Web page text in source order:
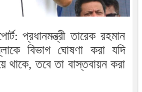
প্রধানমন্ত্রী তারেক রহমান
বিভাগ ঘোষণা করা যদি
থাকে, তবে তা বাস্তবায়ন করা